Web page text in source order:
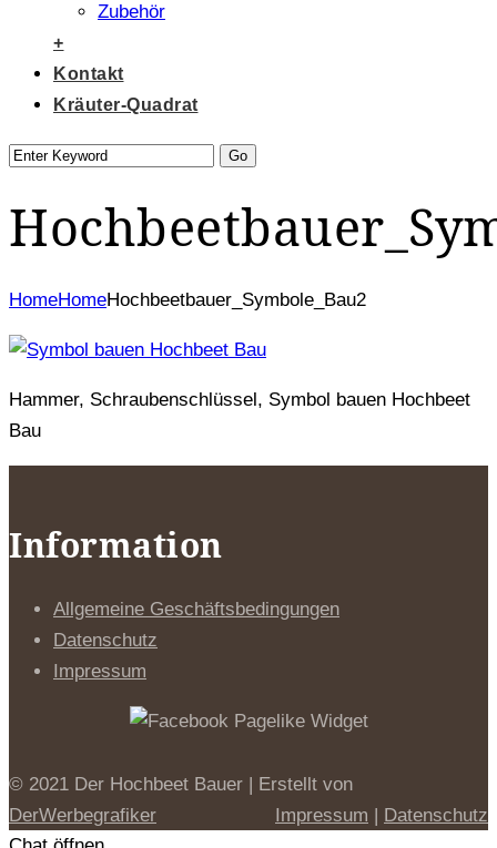
Zubehör
+
Kontakt
Kräuter-Quadrat
HomeHomeHochbeetbauer_Symbole_Bau2
Hammer, Schraubenschlüssel, Symbol bauen Hochbeet
Bau
Information
Allgemeine Geschäftsbedingungen
Datenschutz
Impressum
© 2021 Der Hochbeet Bauer | Erstellt von
DerWerbegrafiker
Impressum | Datenschutz